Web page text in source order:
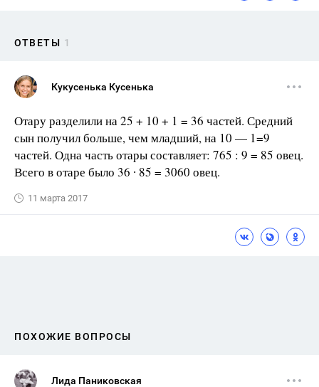
ОТВЕТЫ 1
Кукусенька Кусенька
Отару разделили на 25 + 10 + 1 = 36 частей. Средний
сын получил больше, чем младший, на 10 — 1=9
частей. Одна часть отары составляет: 765 : 9 = 85 овец.
Всего в отаре было 36 ∙ 85 = 3060 овец.
11 марта 2017
ПОХОЖИЕ ВОПРОСЫ
Лида Паниковская